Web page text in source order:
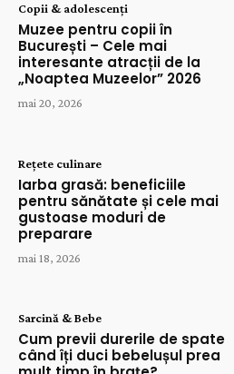
Copii & adolescenți
Muzee pentru copii în
București – Cele mai
interesante atracții de la
„Noaptea Muzeelor” 2026
mai 20, 2026
Rețete culinare
Iarba grasă: beneficiile
pentru sănătate și cele mai
gustoase moduri de
preparare
mai 18, 2026
Sarcină & Bebe
Cum previi durerile de spate
când îți duci bebelușul prea